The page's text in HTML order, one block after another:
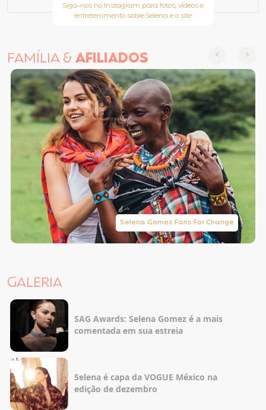
Siga-nos no Instagram para fotos, vídeos e
entretenimento sobre Selena e o site
FAMÍLIA &AFILIADOS
Selena Gomez Fans For Change
GALERIA
SAG Awards: Selena Gomez é a mais
comentada em sua estreia
Selena é capa da VOGUE México na
edição de dezembro